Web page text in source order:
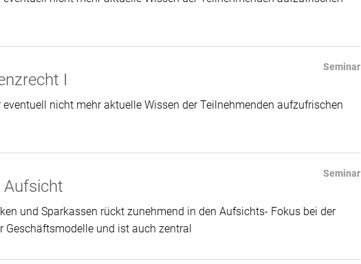
Seminar
I
nicht mehr aktuelle Wissen der Teilnehmenden aufzufrischen
Seminar
Aufsicht
und Sparkassen rückt zunehmend in den Aufsichts- Fokus bei der
Geschäftsmodelle und ist auch zentral